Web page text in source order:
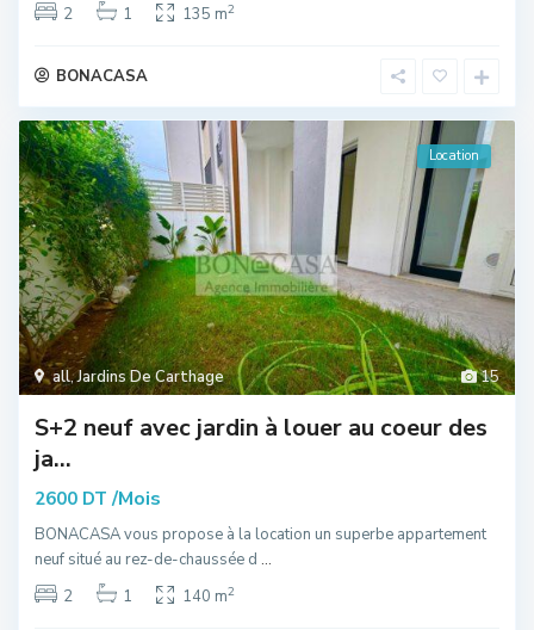
2
1 135 m2
BONACASA
15
all,Jardins De Carthage
Location
S+2 neuf avec jardin à louer au coeur des
ja...
2600 DT/Mois
BONACASA vous propose à la location un superbe appartement
neuf situé au rez-de-chaussée d ...
2
1 140 m2